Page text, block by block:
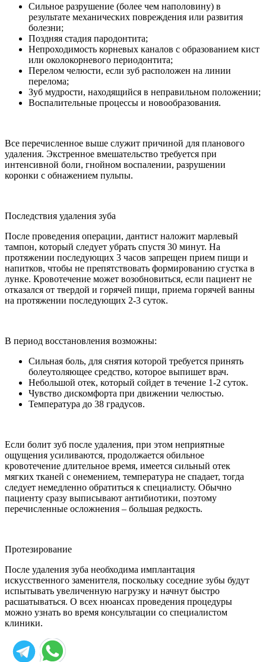
Сильное разрушение (более чем наполовину) в
результате механических повреждения или развития
болезни;
Поздняя стадия пародонтита;
Непроходимость корневых каналов с образованием кист
или околокорневого периодонтита;
Перелом челюсти, если зуб расположен на линии
перелома;
Зуб мудрости, находящийся в неправильном положении;
Воспалительные процессы и новообразования.
Все перечисленное выше служит причиной для планового
удаления. Экстренное вмешательство требуется при
интенсивной боли, гнойном воспалении, разрушении
коронки с обнажением пульпы.
Последствия удаления зуба
После проведения операции, дантист наложит марлевый
тампон, который следует убрать спустя 30 минут. На
протяжении последующих 3 часов запрещен прием пищи и
напитков, чтобы не препятствовать формированию сгустка в
лунке. Кровотечение может возобновиться, если пациент не
отказался от твердой и горячей пищи, приема горячей ванны
на протяжении последующих 2-3 суток.
В период восстановления возможны:
Сильная боль, для снятия которой требуется принять
болеутоляющее средство, которое выпишет врач.
Небольшой отек, который сойдет в течение 1-2 суток.
Чувство дискомфорта при движении челюстью.
Температура до 38 градусов.
Если болит зуб после удаления, при этом неприятные
ощущения усиливаются, продолжается обильное
кровотечение длительное время, имеется сильный отек
мягких тканей с онемением, температура не спадает, тогда
следует немедленно обратиться к специалисту. Обычно
пациенту сразу выписывают антибиотики, поэтому
перечисленные осложнения – большая редкость.
Протезирование
После удаления зуба необходима имплантация
искусственного заменителя, поскольку соседние зубы будут
испытывать увеличенную нагрузку и начнут быстро
расшатываться. О всех нюансах проведения процедуры
можно узнать во время консультации со специалистом
клиники.